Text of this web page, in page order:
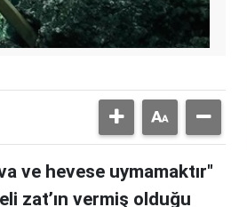
ve hevese uymamaktır"
zat’ın vermiş olduğu